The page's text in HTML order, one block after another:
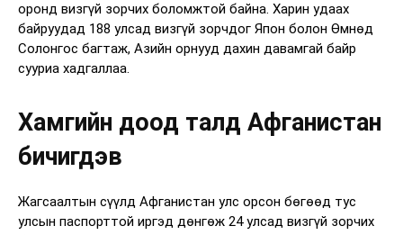
оронд визгүй зорчих боломжтой байна. Харин удаах
байруудад 188 улсад визгүй зорчдог Япон болон Өмнөд
Солонгос багтаж, Азийн орнууд дахин давамгай байр
сууриа хадгаллаа.
Хамгийн доод талд Афганистан
бичигдэв
Жагсаалтын сүүлд Афганистан улс орсон бөгөөд тус
улсын паспорттой иргэд дөнгөж 24 улсад визгүй зорчих